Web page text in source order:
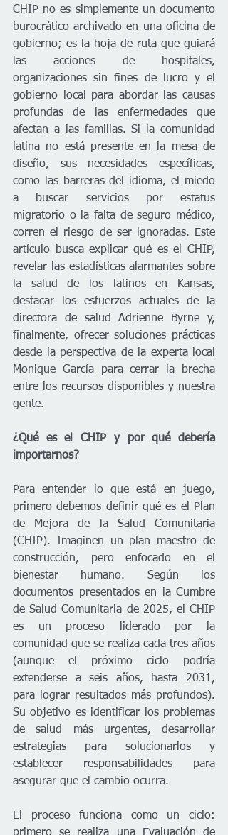
CHIP no es simplemente un documento
burocrático archivado en una oficina de
gobierno; es la hoja de ruta que guiará
las acciones de hospitales,
organizaciones sin fines de lucro y el
gobierno local para abordar las causas
profundas de las enfermedades que
afectan a las familias. Si la comunidad
latina no está presente en la mesa de
diseño, sus necesidades específicas,
como las barreras del idioma, el miedo
a buscar servicios por estatus
migratorio o la falta de seguro médico,
corren el riesgo de ser ignoradas. Este
artículo busca explicar qué es el CHIP,
revelar las estadísticas alarmantes sobre
la salud de los latinos en Kansas,
destacar los esfuerzos actuales de la
directora de salud Adrienne Byrne y,
finalmente, ofrecer soluciones prácticas
desde la perspectiva de la experta local
Monique García para cerrar la brecha
entre los recursos disponibles y nuestra
gente.
¿Qué es el CHIP y por qué debería
importarnos?
Para entender lo que está en juego,
primero debemos definir qué es el Plan
de Mejora de la Salud Comunitaria
(CHIP). Imaginen un plan maestro de
construcción, pero enfocado en el
bienestar humano. Según los
documentos presentados en la Cumbre
de Salud Comunitaria de 2025, el CHIP
es un proceso liderado por la
comunidad que se realiza cada tres años
(aunque el próximo ciclo podría
extenderse a seis años, hasta 2031,
para lograr resultados más profundos).
Su objetivo es identificar los problemas
de salud más urgentes, desarrollar
estrategias para solucionarlos y
establecer responsabilidades para
asegurar que el cambio ocurra.
El proceso funciona como un ciclo: